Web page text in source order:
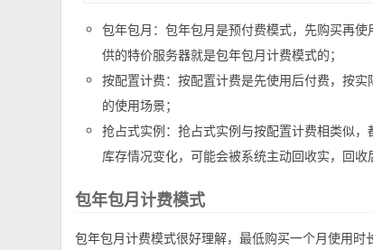
包年包月：包年包月是预付费模式，先购买再
供的特价服务器就是包年包月计费模式的；
按配置计费：按配置计费是先使用后付费，按
的使用场景；
抢占式实例：抢占式实例与按配置计费相类似
库存情况变化，可能会被系统主动回收实，回收
包年包月计费模式
包年包月计费模式很好理解，最低购买一个月使用